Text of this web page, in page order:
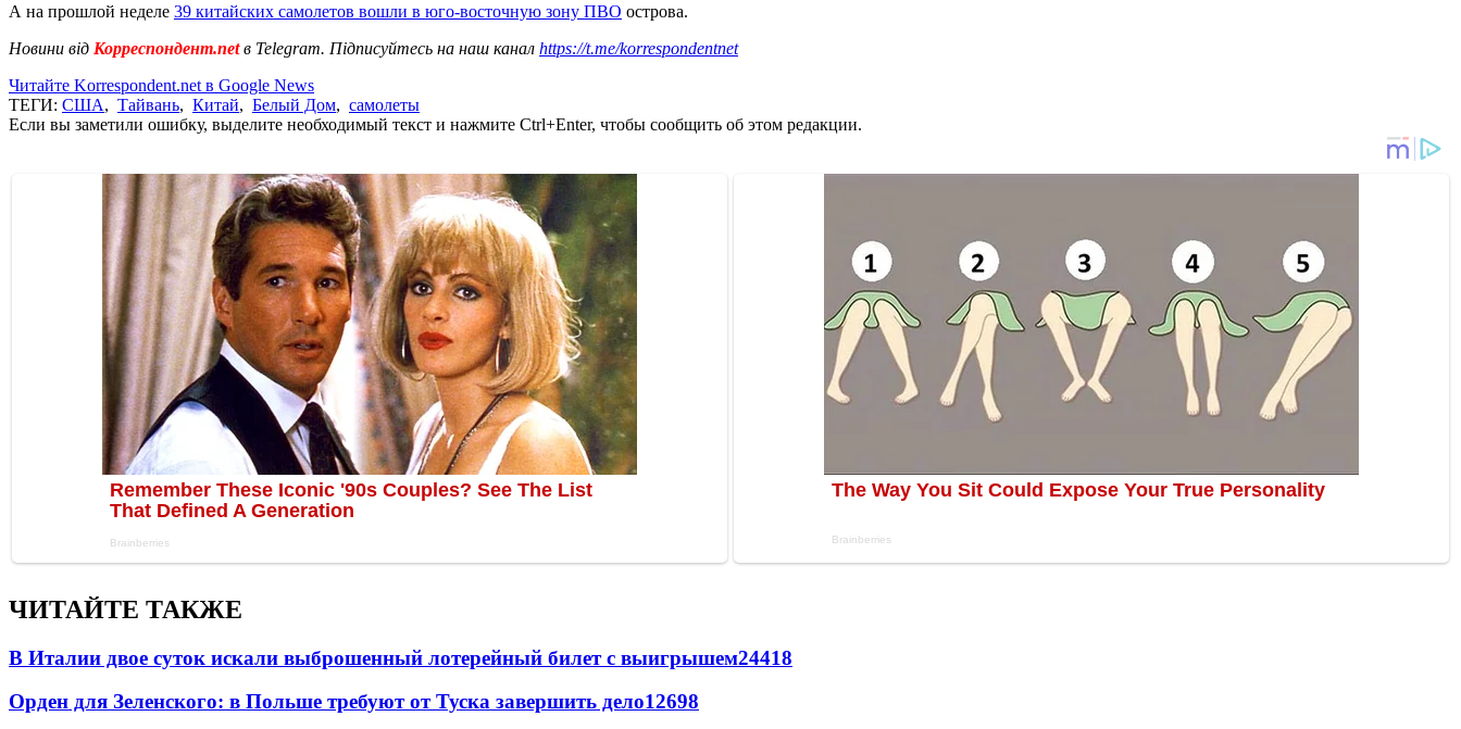
А на прошлой неделе 39 китайских самолетов вошли в юго-восточную зону ПВО острова.
Новини від Корреспондент.netв Telegram. Підписуйтесь на наш канал https://t.me/korrespondentnet
Читайте Korrespondent.net в Google News
ТЕГИ: США, Тайвань, Китай, Белый Дом, самолеты
Если вы заметили ошибку, выделите необходимый текст и нажмите Ctrl+Enter, чтобы сообщить об этом редакции.
ЧИТАЙТЕ ТАКЖЕ
В Италии двое суток искали выброшенный лотерейный билет с выигрышем24418
Орден для Зеленского: в Польше требуют от Туска завершить дело12698